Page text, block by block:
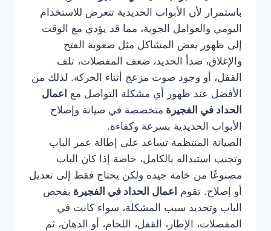
باستمرار لأن الأبواب الحديدية تتعرض للاستخدام
اليومي والعوامل الجوية، مما قد يؤدي مع الوقت
إلى ظهور بعض المشاكل مثل صعوبة الفتح
والإغلاق، صدأ الحديد، ضعف المفصلات، تلف
القفل، أو وجود صوت مزعج أثناء الحركة. لذلك من
الأفضل عند ظهور أي مشكلة التواصل مع اعمال
الحداد في الفجيرة متخصصة في صيانة وإصلاح
الأبواب الحديدية بسرعة وكفاءة.
الصيانة المنتظمة تساعد على إطالة عمر الباب
وتجنب استبداله بالكامل، خاصة إذا كان الباب
مصنوعًا من خامة جيدة ولكن يحتاج فقط إلى تعديل
أو إصلاح. تقوم اعمال الحداد في الفجيرة بفحص
الباب وتحديد سبب المشكلة، سواء كانت في
المفصلات، الإطار، القفل، اللحام، أو الدهان، ثم